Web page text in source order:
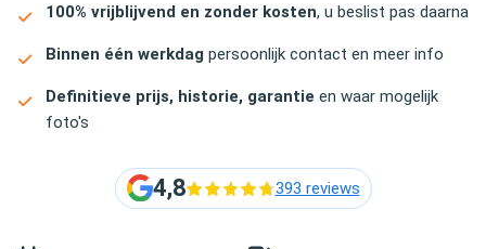
100% vrijblijvend en zonder kosten, u beslist pas daarna
Binnen één werkdag persoonlijk contact en meer info
Definitieve prijs, historie, garantie en waar mogelijk
foto's
4,8 393 reviews